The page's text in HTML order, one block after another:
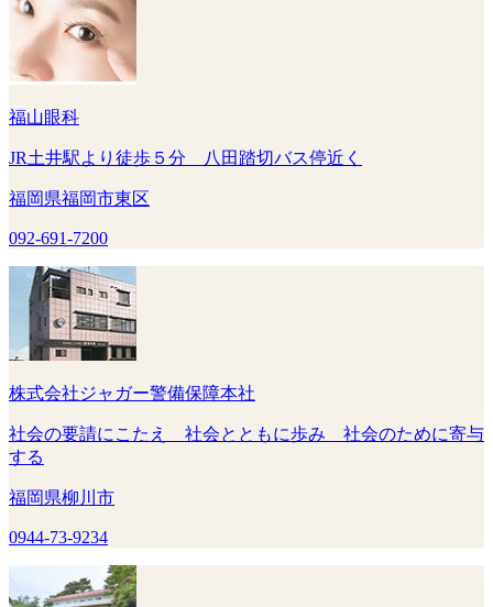
福山眼科
JR土井駅より徒歩５分 八田踏切バス停近く
福岡県福岡市東区
092-691-7200
株式会社ジャガー警備保障本社
社会の要請にこたえ 社会とともに歩み 社会のために寄与
する
福岡県柳川市
0944-73-9234